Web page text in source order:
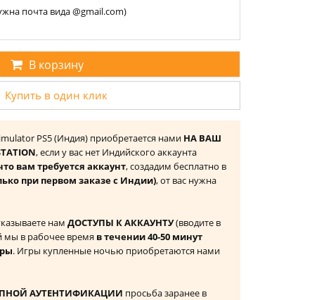
почта вида @gmail.com)
В корзину
Купить в один клик
PS5 (Индия) приобретается нами НА ВАШ
, если у вас нет Индийского аккаунта
вам требуется аккаунт, создадим бесплатно в
при первом заказе с Индии), от вас нужна
нам ДОСТУПЫ К АККАУНТУ(вводите в
мы в рабочее время в течении 40-50 минут
. Игры купленные ночью приобретаются нами
АУТЕНТИФИКАЦИИ просьба заранее в